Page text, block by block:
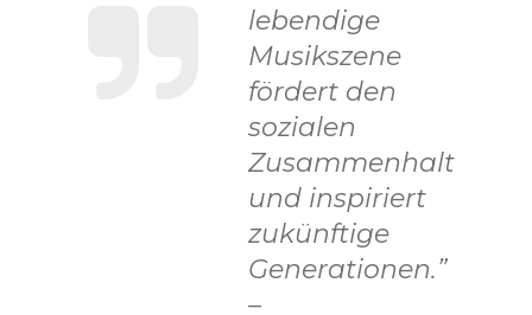
lebendige
Musikszene
fördert den
sozialen
Zusammenhalt
und inspiriert
zukünftige
Generationen.”
–